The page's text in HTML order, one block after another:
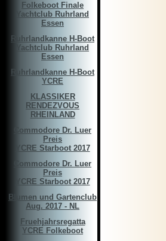
Folkeboot Finale
Yachtclub Ruhrland
Essen
Ruhrlandkanne H-Boot
Yachtclub Ruhrland
Essen
Ruhrlandkanne H-Boot
YCRE
KLASSIKER
RENDEZVOUS
RHEINLAND
Commodore Dr. Luer
Preis
YCRE Starboot 2017
Commodore Dr. Luer
Preis
YCRE Starboot 2017
Blumen und Gartenclub
Aug. 2017 - NL
Fruehjahrsregatta
YCRE Folkeboot